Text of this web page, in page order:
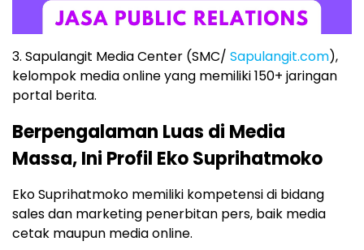
3. Sapulangit Media Center (SMC/ Sapulangit.com),
kelompok media online yang memiliki 150+ jaringan
portal berita.
Berpengalaman Luas di Media
Massa, Ini Profil Eko Suprihatmoko
Eko Suprihatmoko memiliki kompetensi di bidang
sales dan marketing penerbitan pers, baik media
cetak maupun media online.